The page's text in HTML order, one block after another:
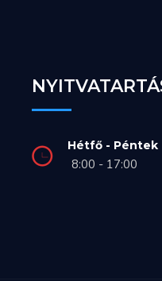
Hétfő - Péntek
8:00 - 17:00